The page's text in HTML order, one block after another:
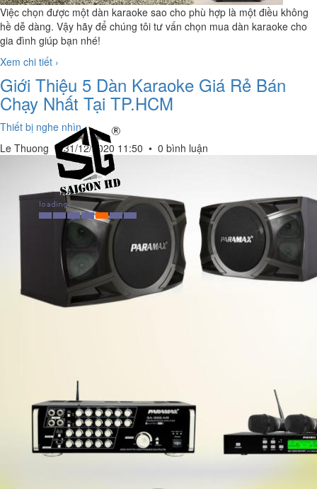
Việc chọn được một dàn karaoke sao cho phù hợp là một điều không
hề dễ dàng. Vậy hãy để chúng tôi tư vấn chọn mua dàn karaoke cho
gia đình giúp bạn nhé!
Xem chi tiết ›
Giới Thiệu 5 Dàn Karaoke Giá Rẻ Bán
Chạy Nhất Tại TP.HCM
Thiết bị nghe nhìn
Le Thuong •31/12/2020 11:50 • 0 bình luận